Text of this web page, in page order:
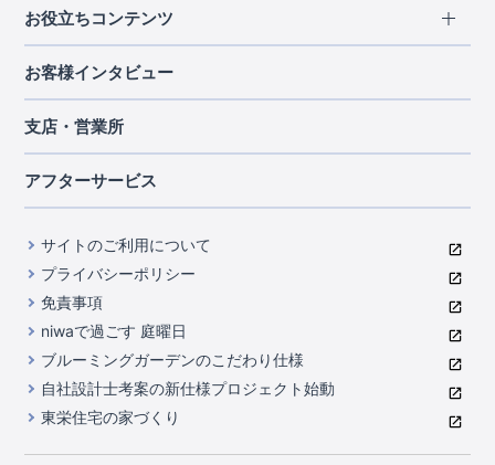
北海道
宮城県
千葉県
中部
山梨県
静岡県
滋賀県
京都府
中国・四国
岡山県
広島県
九州・沖縄
福岡県
熊本県
長期優良住宅
住宅性能評価書
ブルーミングガーデンは地震につよい<建物編>
室内空間を快適に保つ断熱性能
コストパフォーマンスに自信
充実のアフターサポート
第三者評価によるお墨付き
家づくりのプロにも選ばれるブルーミングガーデン
住んでみるとじわじわ伝わる暮らしやすさへのこだわり
自社一貫体制
お役立ちコンテンツ
ご契約までの道のり
現地見学ガイド
ご紹介制度のご案内
東栄INDEX（用語集）
お客様インタビュー
支店・営業所
アフターサービス
サイトのご利用について
プライバシーポリシー
免責事項
niwaで過ごす 庭曜日
ブルーミングガーデンのこだわり仕様
自社設計士考案の新仕様プロジェクト始動
東栄住宅の家づくり